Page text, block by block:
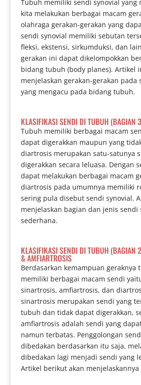
Tubuh memiliki sendi synovial yang
kita melakukan berbagai macam
olahraga gerakan-gerakan yang
sendi synovial memiliki sebutan
fleksi, ekstensi, sirkumduksi, dan
gerakan ini dapat dikelompokkan
bidang tubuh (body planes). Artikel
menjelaskan gerakan-gerakan pada
yang mengacu pada bidang tubuh.
KLASIFIKASI SENDI DI TUBUH (BAGIAN
Tubuh memiliki berbagai macam
dapat digerakkan maupun yang
diartrosis merupakan satu-satunya
digerakkan secara leluasa. Dengan
dapat melakukan berbagai macam
diartrosis pada umumnya memiliki
sering pula disebut sendi synovial.
menjelaskan bagian dan jenis sendi
sederhana.
KLASIFIKASI SENDI DI TUBUH (BAGIAN
& AMFIARTROSIS
Berdasarkan kemampuan geraknya
memiliki berbagai macam sendi
sinartrosis, amfiartrosis, dan
sinartrosis merupakan sendi yang
tubuh dan tidak dapat digerakkan,
amfiartrosis adalah sendi yang
namun terbatas. Penggolongan
dibedakan berdasarkan itu saja,
dibedakan lagi menjadi sendi yang
Artikel berikut akan